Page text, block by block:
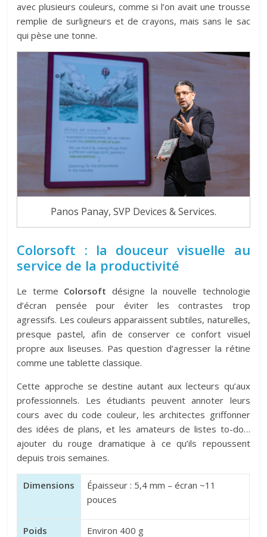
avec plusieurs couleurs, comme si l’on avait une trousse
remplie de surligneurs et de crayons, mais sans le sac
qui pèse une tonne.
Panos Panay, SVP Devices & Services.
Colorsoft : la douceur visuelle au
service de la productivité
Le terme Colorsoft désigne la nouvelle technologie
d’écran pensée pour éviter les contrastes trop
agressifs. Les couleurs apparaissent subtiles, naturelles,
presque pastel, afin de conserver ce confort visuel
propre aux liseuses. Pas question d’agresser la rétine
comme une tablette classique.
Cette approche se destine autant aux lecteurs qu’aux
professionnels. Les étudiants peuvent annoter leurs
cours avec du code couleur, les architectes griffonner
des idées de plans, et les amateurs de listes to-do…
ajouter du rouge dramatique à ce qu’ils repoussent
depuis trois semaines.
Dimensions
Épaisseur : 5,4 mm – écran ~11
pouces
Poids Environ 400 g